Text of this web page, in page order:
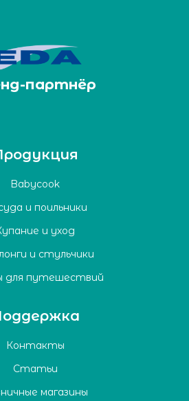
партнёр
Babycook
и поильники
и уход
и стульчики
для путешествий
Контакты
Статьи
магазины